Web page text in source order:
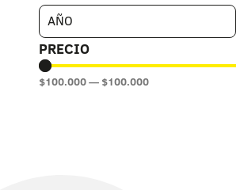
PRECIO
$100.000— $100.000